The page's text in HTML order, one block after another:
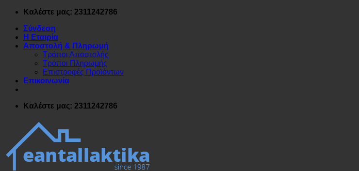
Μετάβαση
περιεχόμενο
Καλέστε μας: 2311242786
Σύνδεση
Η Εταιρία
Αποστολή & Πληρωμή
Τρόποι Αποστολής
Τρόποι Πληρωμής
Επιστροφές Προϊόντων
Επικοινωνία
Καλέστε μας: 2311242786